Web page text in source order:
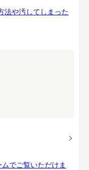
法や汚してしまった
でご覧いただけま